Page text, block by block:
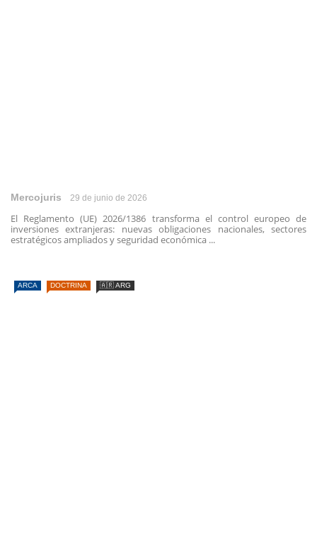
Mercojuris 29 de junio de 2026
El Reglamento (UE) 2026/1386 transforma el control europeo de
inversiones extranjeras: nuevas obligaciones nacionales, sectores
estratégicos ampliados y seguridad económica ...
ARCA DOCTRINA 🇦🇷 ARG